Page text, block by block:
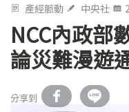
產經脈動 中央社
NCC內政
論災難漫遊
分享到